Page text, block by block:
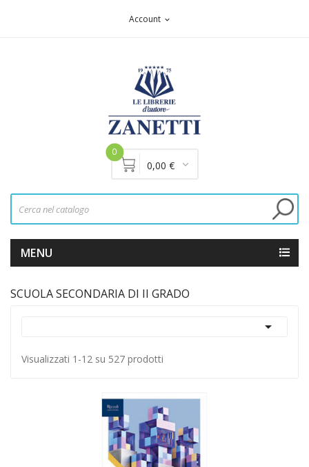
Account expand_more
0
0,00 €
MENU
SCUOLA SECONDARIA DI II GRADO

Visualizzati 1-12 su 527 prodotti